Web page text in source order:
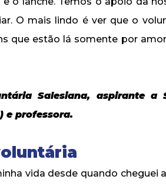
O mais lindo é ver que o
que estão lá somente por
Salesiana, aspirante a
e professora.
vida desde quando cheguei